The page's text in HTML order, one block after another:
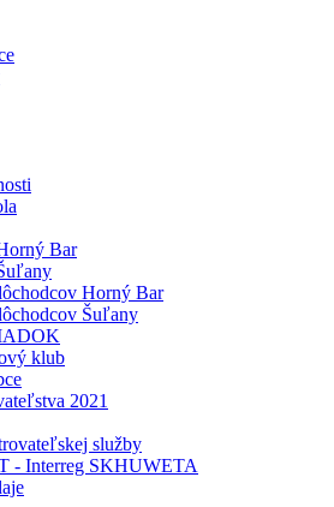
Bar
Horný Bar
Šuľany
klub
2021
služby
- Interreg SKHUWETA